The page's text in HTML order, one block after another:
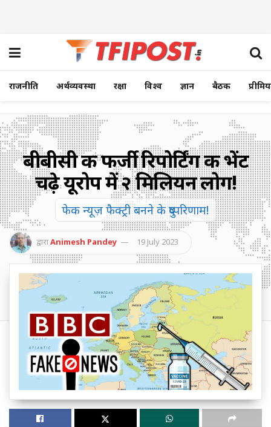
राजनीति अर्थव्यवस्था रक्षा विश्व ज्ञान बैठक
बीबीसी की फर्जी रिपोर्टिंग की भेंट
चढ़े यूरोप में २ मिलियन लोग!
फेक न्यूज़ फैक्ट्री बनने के दुष्परिणाम!
द्वाराAnimesh Pandey 19 July 2023